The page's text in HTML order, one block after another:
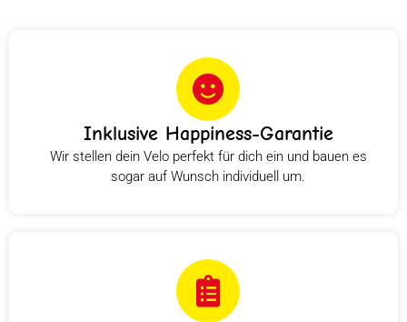
Inklusive Happiness-Garantie
Wir stellen dein Velo perfekt für dich ein und bauen es
sogar auf Wunsch individuell um.